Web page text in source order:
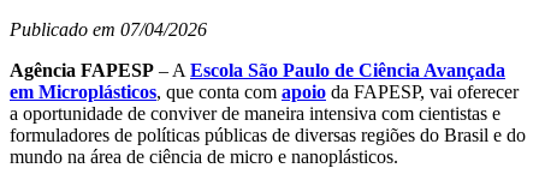
Publicado em 07/04/2026
Agência FAPESP – A Escola São Paulo de Ciência Avançada
em Microplásticos, que conta com apoio da FAPESP, vai oferecer
a oportunidade de conviver de maneira intensiva com cientistas e
formuladores de políticas públicas de diversas regiões do Brasil e do
mundo na área de ciência de micro e nanoplásticos.